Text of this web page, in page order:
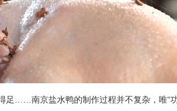
……南京盐水鸭的制作过程并不复杂，唯“